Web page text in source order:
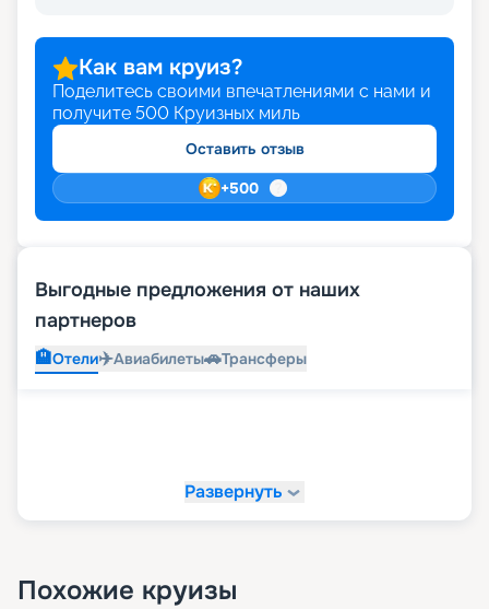
Как вам круиз?
Поделитесь своими впечатлениями с нами и
получите 500 Круизных миль
Оставить отзыв
+500
Выгодные предложения от наших
партнеров
🏨Отели✈️Авиабилеты🚗Трансферы
Развернуть
Похожие круизы